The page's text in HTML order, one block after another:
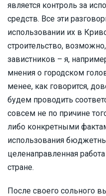
является контроль за
средств. Все эти
использовании их в
строительство,
завистников – я,
мнения о городском
менее, как говорится,
будем проводить
совсем не по причине
либо конкретными
использования
целенаправленная
стране.
После своего сольного